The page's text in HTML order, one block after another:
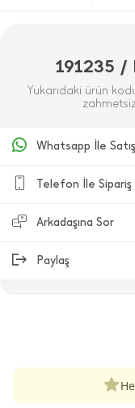
191235
Yukarıdaki ürün
Whatsapp İle Satış
Telefon İle Sipariş
Arkadaşına Sor
Paylaş